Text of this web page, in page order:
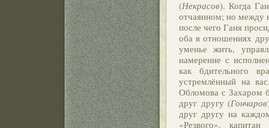
(Некрасов). Когда
отчаянном; но между
после чего Ганя
оба в отношениях
уменье жить,
намерение с
как бдительного
устремлённый на
Обломова с Захаром
друг другу (Гончаров
друг другу на
«Резвого»,